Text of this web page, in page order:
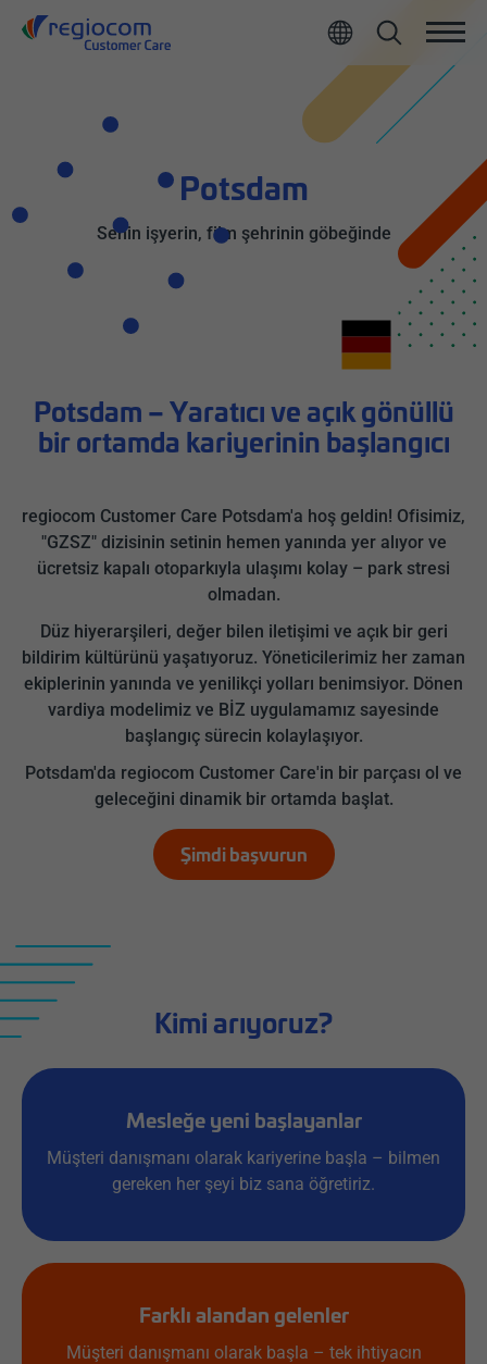
Potsdam
Senin işyerin, film şehrinin göbeğinde
Potsdam – Yaratıcı ve açık gönüllü
bir ortamda kariyerinin başlangıcı
regiocom Customer Care Potsdam'a hoş geldin! Ofisimiz,
"GZSZ" dizisinin setinin hemen yanında yer alıyor ve
ücretsiz kapalı otoparkıyla ulaşımı kolay – park stresi
olmadan.
Düz hiyerarşileri, değer bilen iletişimi ve açık bir geri
bildirim kültürünü yaşatıyoruz. Yöneticilerimiz her zaman
ekiplerinin yanında ve yenilikçi yolları benimsiyor. Dönen
vardiya modelimiz ve BİZ uygulamamız sayesinde
başlangıç sürecin kolaylaşıyor.
Potsdam'da regiocom Customer Care'in bir parçası ol ve
geleceğini dinamik bir ortamda başlat.
Şimdi başvurun
Kimi arıyoruz?
Mesleğe yeni başlayanlar
Müşteri danışmanı olarak kariyerine başla – bilmen
gereken her şeyi biz sana öğretiriz.
Farklı alandan gelenler
Müşteri danışmanı olarak başla – tek ihtiyacın